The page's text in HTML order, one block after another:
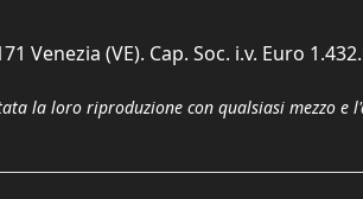
(VE). Cap. Soc. i.v. Euro
la loro riproduzione con qualsiasi mezzo e